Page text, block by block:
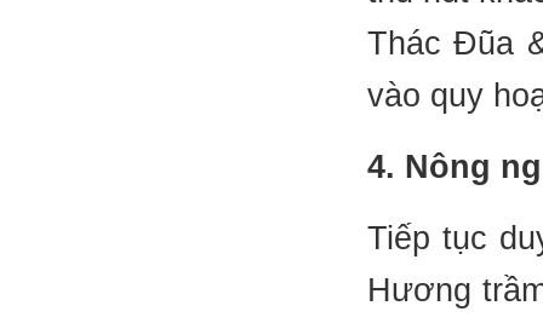
Thác Đũa
vào quy
4. Nông
Tiếp tục
Hương